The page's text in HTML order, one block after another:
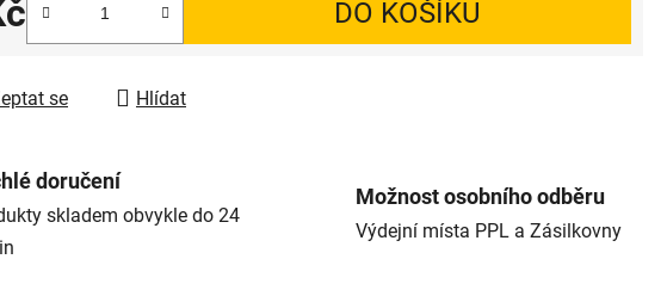
DO KOŠÍKU
se Hlídat
doručení
skladem obvykle do 24
Možnost osobního odběru
Výdejní místa PPL a Zásilkovny